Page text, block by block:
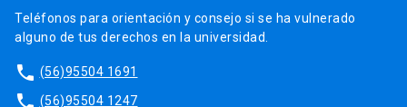
Teléfonos para orientación y consejo si se ha vulnerado
alguno de tus derechos en la universidad.
phone (56)95504 1691
phone (56)95504 1247